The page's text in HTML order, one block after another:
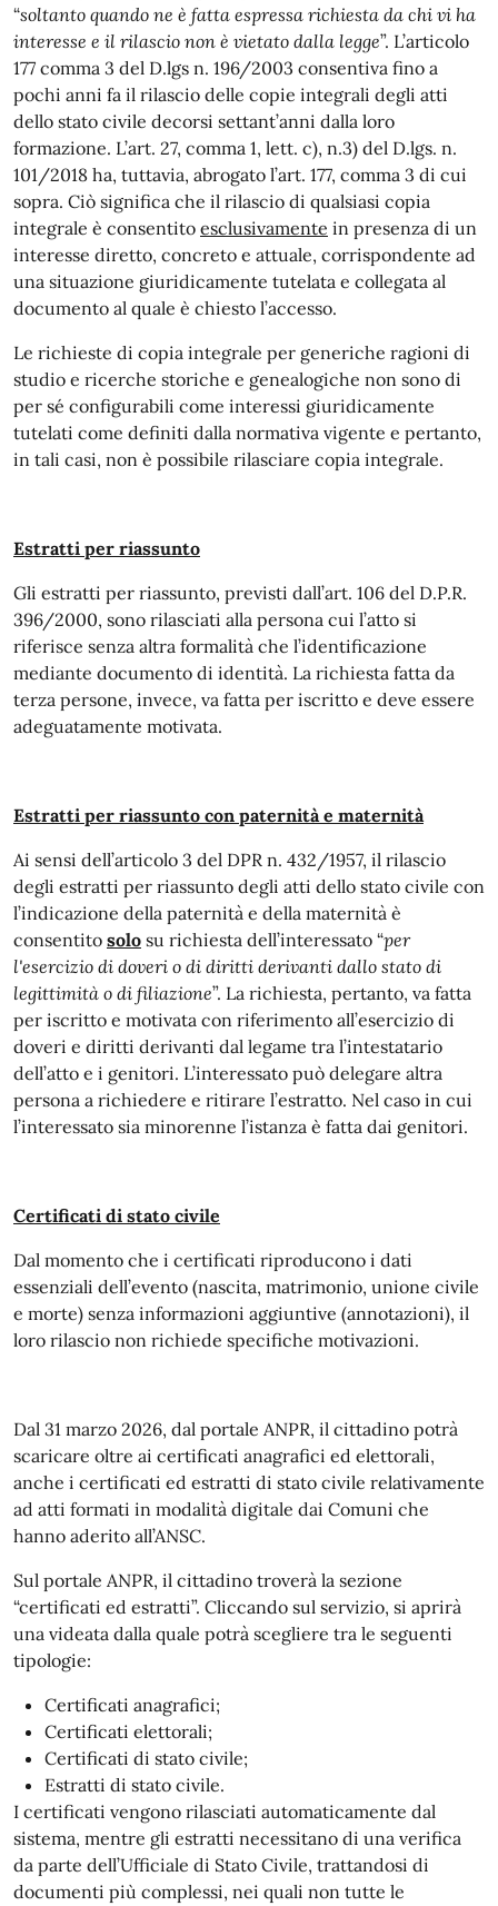
“soltanto quando ne è fatta espressa richiesta da chi vi ha
interesse e il rilascio non è vietato dalla legge”. L’articolo
177 comma 3 del D.lgs n. 196/2003 consentiva fino a
pochi anni fa il rilascio delle copie integrali degli atti
dello stato civile decorsi settant’anni dalla loro
formazione. L’art. 27, comma 1, lett. c), n.3) del D.lgs. n.
101/2018 ha, tuttavia, abrogato l’art. 177, comma 3 di cui
sopra. Ciò significa che il rilascio di qualsiasi copia
integrale è consentito esclusivamente in presenza di un
interesse diretto, concreto e attuale, corrispondente ad
una situazione giuridicamente tutelata e collegata al
documento al quale è chiesto l’accesso.
Le richieste di copia integrale per generiche ragioni di
studio e ricerche storiche e genealogiche non sono di
per sé configurabili come interessi giuridicamente
tutelati come definiti dalla normativa vigente e pertanto,
in tali casi, non è possibile rilasciare copia integrale.
Estratti per riassunto
Gli estratti per riassunto, previsti dall’art. 106 del D.P.R.
396/2000, sono rilasciati alla persona cui l’atto si
riferisce senza altra formalità che l’identificazione
mediante documento di identità. La richiesta fatta da
terza persone, invece, va fatta per iscritto e deve essere
adeguatamente motivata.
Estratti per riassunto con paternità e maternità
Ai sensi dell’articolo 3 del DPR n. 432/1957, il rilascio
degli estratti per riassunto degli atti dello stato civile con
l’indicazione della paternità e della maternità è
consentito solo su richiesta dell’interessato “per
l'esercizio di doveri o di diritti derivanti dallo stato di
legittimità o di filiazione”. La richiesta, pertanto, va fatta
per iscritto e motivata con riferimento all’esercizio di
doveri e diritti derivanti dal legame tra l’intestatario
dell’atto e i genitori. L’interessato può delegare altra
persona a richiedere e ritirare l’estratto. Nel caso in cui
l’interessato sia minorenne l’istanza è fatta dai genitori.
Certificati di stato civile
Dal momento che i certificati riproducono i dati
essenziali dell’evento (nascita, matrimonio, unione civile
e morte) senza informazioni aggiuntive (annotazioni), il
loro rilascio non richiede specifiche motivazioni.
Dal 31 marzo 2026, dal portale ANPR, il cittadino potrà
scaricare oltre ai certificati anagrafici ed elettorali,
anche i certificati ed estratti di stato civile relativamente
ad atti formati in modalità digitale dai Comuni che
hanno aderito all’ANSC.
Sul portale ANPR, il cittadino troverà la sezione
“certificati ed estratti”. Cliccando sul servizio, si aprirà
una videata dalla quale potrà scegliere tra le seguenti
tipologie:
Certificati anagrafici;
Certificati elettorali;
Certificati di stato civile;
Estratti di stato civile.
I certificati vengono rilasciati automaticamente dal
sistema, mentre gli estratti necessitano di una verifica
da parte dell’Ufficiale di Stato Civile, trattandosi di
documenti più complessi, nei quali non tutte le